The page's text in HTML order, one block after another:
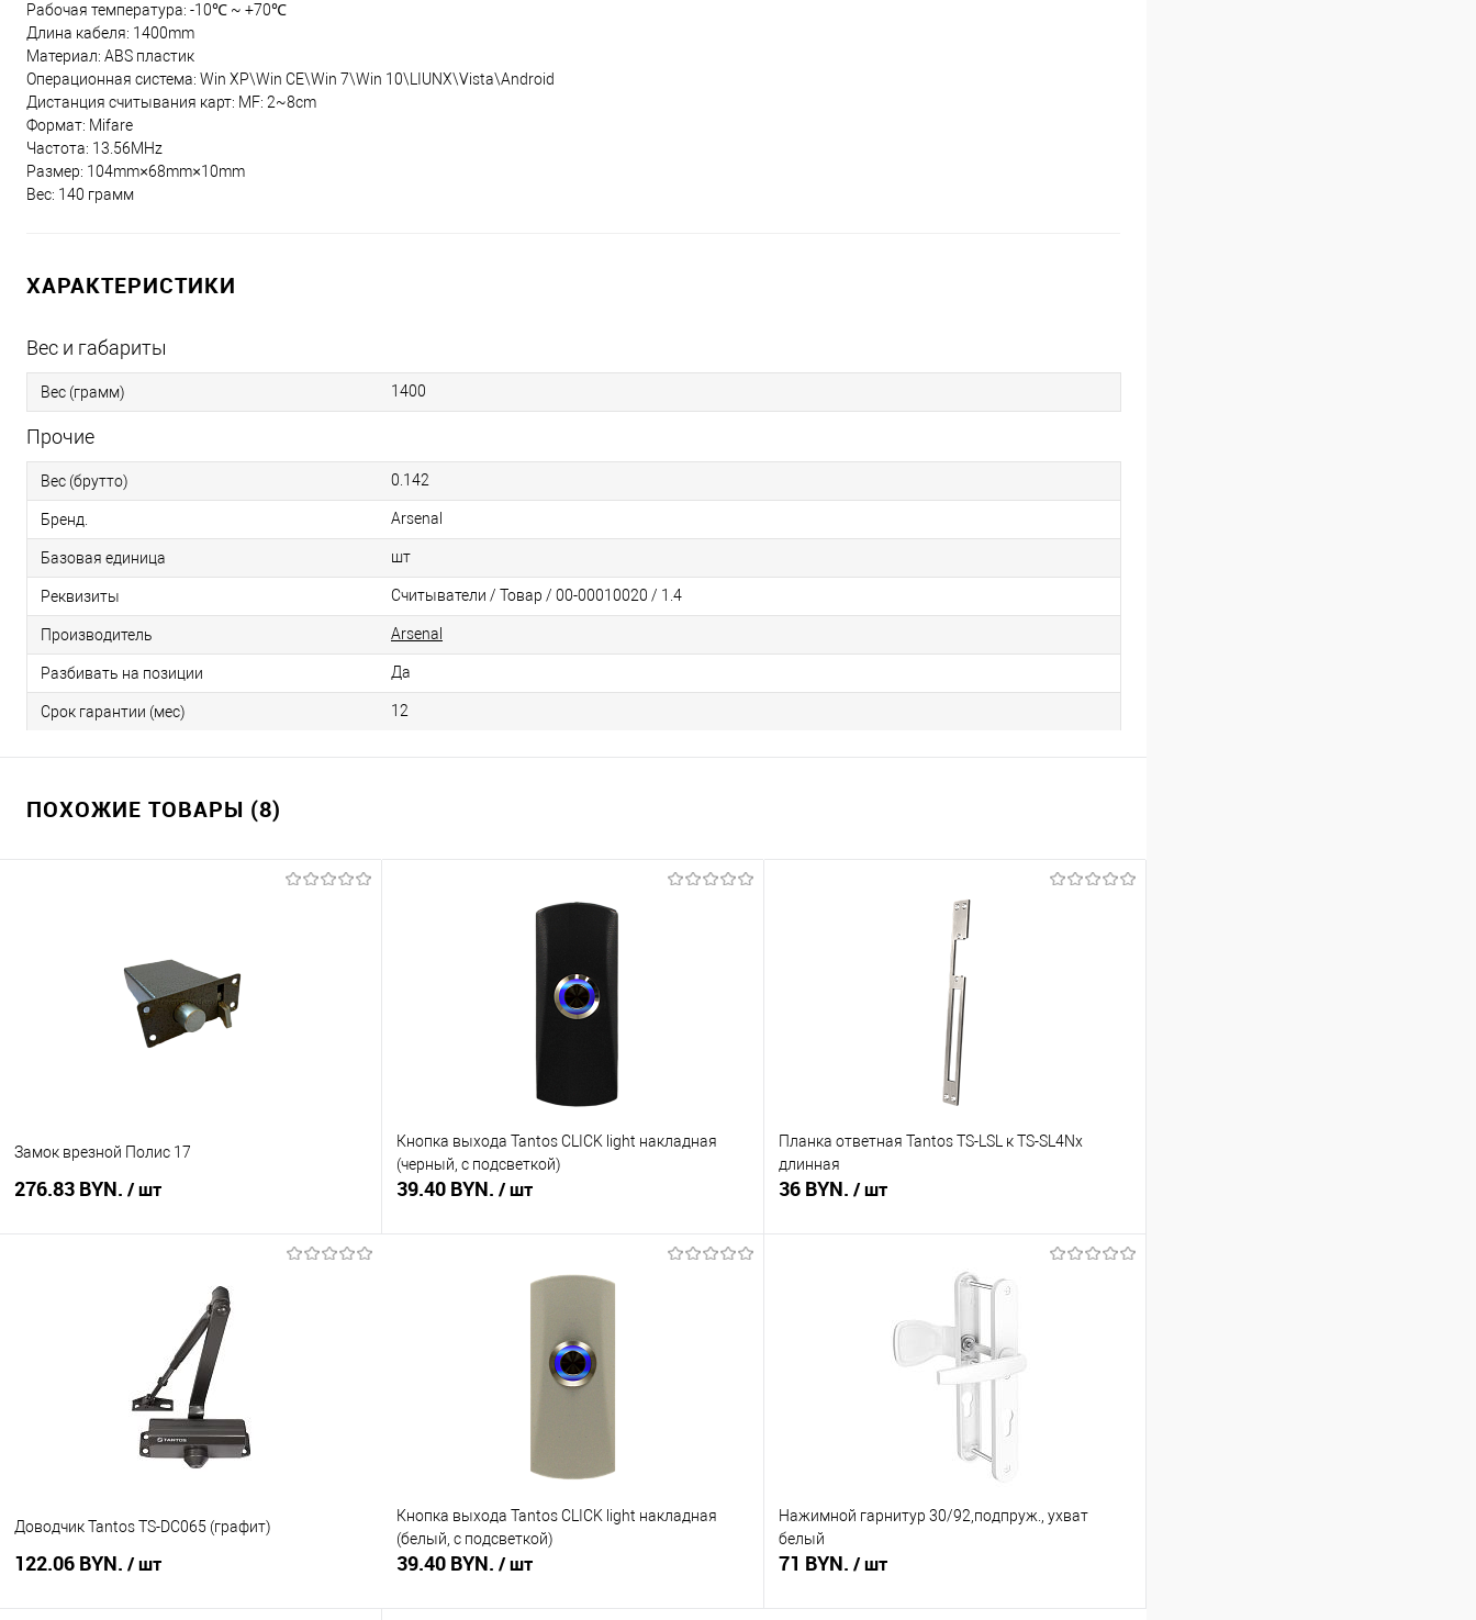
Рабочая температура: -10℃ ~ +70℃
Длина кабеля: 1400mm
Материал: ABS пластик
Операционная система: Win XP\Win CE\Win 7\Win 10\LIUNX\Vista\Android
Дистанция считывания карт: MF: 2~8cm
Формат: Mifare
Частота: 13.56MHz
Размер: 104mm×68mm×10mm
Вес: 140 грамм
ХАРАКТЕРИСТИКИ
Вес и габариты
Вес (грамм) 1400
Прочие
Вес (брутто) 0.142
Бренд. Arsenal
Базовая единица шт
Реквизиты Считыватели / Товар / 00-00010020 / 1.4
Производитель Arsenal
Разбивать на позиции Да
Срок гарантии (мес) 12
ПОХОЖИЕ ТОВАРЫ (8)
Замок врезной Полис 17
276.83 BYN. / шт
Сравнение
В наличии
Кнопка выхода Tantos CLICK light накладная
(черный, с подсветкой)
39.40 BYN. / шт
В корзину
Планка ответная Tantos TS-LSL к TS-SL4Nx
длинная
36 BYN. / шт
В корзину
Купить в 1 клик
Сравнение
В наличии
Доводчик Tantos TS-DC065 (графит)
122.06 BYN. / шт
Кнопка выхода Tantos CLICK light накладная
(белый, с подсветкой)
39.40 BYN. / шт
Нажимной гарнитур 30/92,подпруж., ухват
белый
71 BYN. / шт